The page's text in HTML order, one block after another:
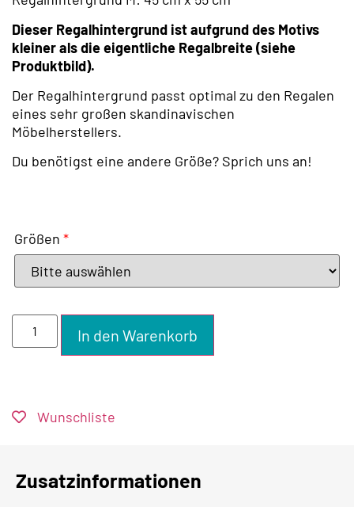
Dieser Regalhintergrund ist aufgrund des Motivs
kleiner als die eigentliche Regalbreite (siehe
Produktbild).
Der Regalhintergrund passt optimal zu den Regalen
eines sehr großen skandinavischen
Möbelherstellers.
Du benötigst eine andere Größe? Sprich uns an!
Größen *
In den Warenkorb
Wunschliste
Zusatzinformationen